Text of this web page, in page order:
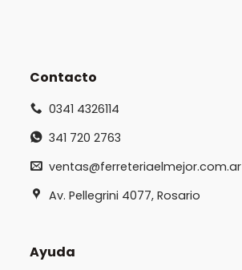
Contacto
0341 4326114
341 720 2763
ventas@ferreteriaelmejor.com.ar
Av. Pellegrini 4077, Rosario
Ayuda